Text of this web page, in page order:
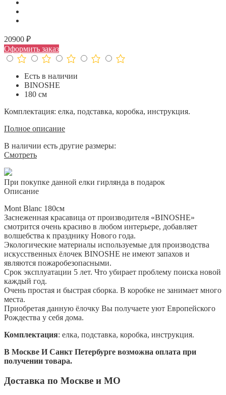
20900 ₽
Оформить заказ
Есть в наличии
BINOSHE
180 см
Комплектация: елка, подставка, коробка, инструкция.
Полное описание
В наличии есть другие размеры:
Смотреть
При покупке данной елки гирлянда в подарок
Описание
Mont Blanc 180см
Заснеженная красавица от производителя «BINOSHE»
смотрится очень красиво в любом интерьере, добавляет
волшебства к празднику Нового года.
Экологические материалы используемые для производства
искусственных ёлочек BINOSHE не имеют запахов и
являются пожаробезопасными.
Срок эксплуатации 5 лет. Что убирает проблему поиска новой
каждый год.
Очень простая и быстрая сборка. В коробке не занимает много
места.
Приобретая данную ёлочку Вы получаете уют Европейского
Рождества у себя дома.
Комплектация: елка, подставка, коробка, инструкция.
В Москве И Санкт Петербурге возможна оплата при
получении товара.
Доставка по Москве и МО